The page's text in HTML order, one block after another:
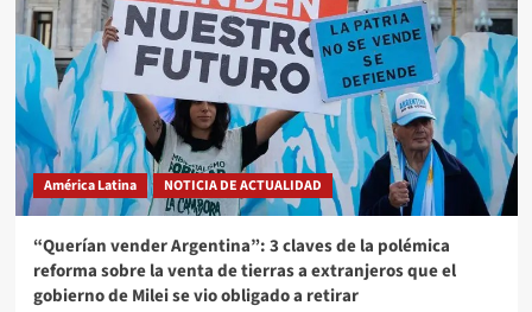
América Latina NOTICIA DE ACTUALIDAD
“Querían vender Argentina”: 3 claves de la polémica
reforma sobre la venta de tierras a extranjeros que el
gobierno de Milei se vio obligado a retirar